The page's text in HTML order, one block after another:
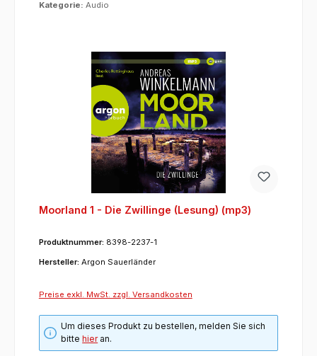
Kategorie: Audio
Moorland 1 - Die Zwillinge (Lesung) (mp3)
Produktnummer: 8398-2237-1
Hersteller: Argon Sauerländer
Preise exkl. MwSt. zzgl. Versandkosten
Um dieses Produkt zu bestellen, melden Sie sich
bittehieran.